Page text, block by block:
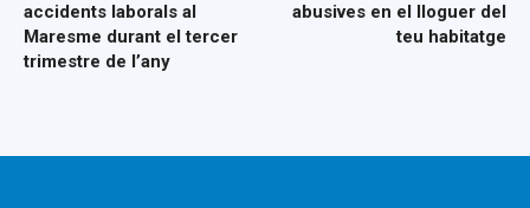
accidents laborals al
Maresme durant el tercer
trimestre de l’any
abusives en el lloguer del
teu habitatge